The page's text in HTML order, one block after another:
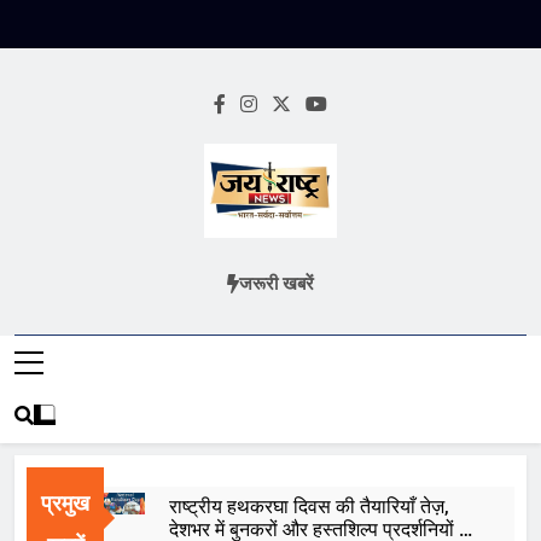
Jai Rashtra
हिंदी समाचार
जरूरी खबरें
प्रमुख
राष्ट्रीय हथकरघा दिवस की तैयारियाँ तेज़,
देशभर में बुनकरों और हस्तशिल्प प्रदर्शनियों का